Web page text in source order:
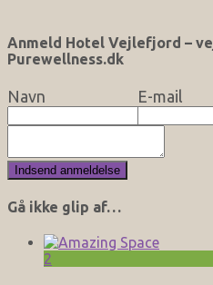
Anmeld Hotel Vejlefjord –
Purewellness.dk
Navn E-mail
Gå ikke glip af…
2